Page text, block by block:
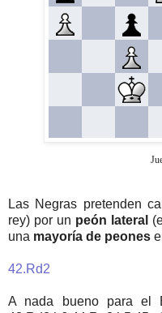
Las Negras pretenden
rey) por un peón lateral
una mayoría de peones
42.Rd2
A nada bueno para el